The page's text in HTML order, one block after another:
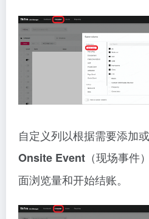
自定义列以根据需要添加
Onsite Event （现场事件
面浏览量和开始结账。